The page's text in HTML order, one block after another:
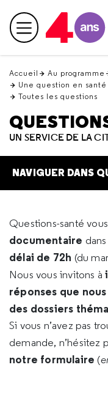
en
haut Menu principal
Accueil Au programme
Une question en santé
Toutes les questions
UN SERVICE DE LA
NAVIGUER DANS
Questions-santé
documentaire
délai de 72h (du
Nous vous invitons à
réponses que
des dossiers
Si vous n’avez pas
demande, n’hésitez
notre formulaire (